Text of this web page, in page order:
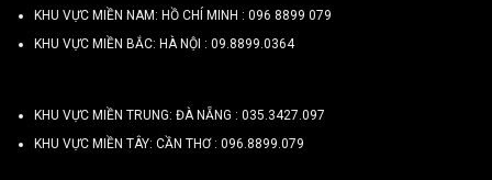
KHU VỰC MIỀN NAM: HỒ CHÍ MINH : 096 8899 079
KHU VỰC MIỀN BẮC: HÀ NỘI : 09.8899.0364
KHU VỰC MIỀN TRUNG: ĐÀ NẴNG : 035.3427.097
KHU VỰC MIỀN TÂY: CẦN THƠ : 096.8899.079